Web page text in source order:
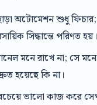
অটোমেশন শুধু
সিদ্ধান্তে পরিণত হয়।
মনে রাখে না; সে
হয়েছে কি না।
ভালো কাজ করে